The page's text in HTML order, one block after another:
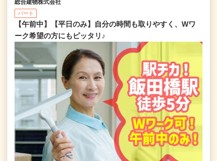
総合建物株式会社
パート
【午前中】【平日のみ】自分の時間も取りやすく、Wワ
ーク希望の方にもピッタリ♪